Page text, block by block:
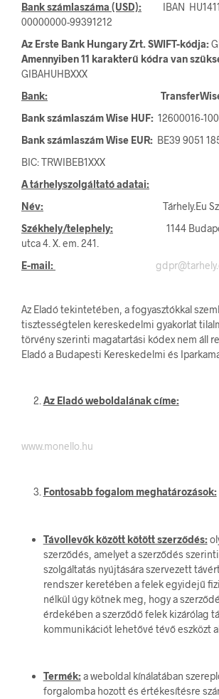
Bank számlaszáma (USD): IBAN
00000000-99391212
Az Erste Bank Hungary Zrt. SWIFT-kódja:
Amennyiben 11 karakterű kódra van
GIBAHUHBXXX
Bank:
Bank számlaszám Wise HUF: 12600016-
Bank számlaszám Wise EUR: BE39 9051
BIC: TRWIBEB1XXX
A tárhelyszolgáltató adatai:
Név: Tárhely.Eu
Székhely/telephely: 1144 Budapest,
utca 4. X. em. 241.
E-mail:
Az Eladó tekintetében, a fogyasztókkal
tisztességtelen kereskedelmi gyakorlat
törvény szerinti magatartási kódex nem áll
Eladó a Budapesti Kereskedelmi és
Az Eladó weboldalának címe:
www.monello.hu
Fontosabb fogalom meghatározások:
Távollevők között kötött szerződés:
szerződés, amelyet a szerződés
szolgáltatás nyújtására szervezett
rendszer keretében a felek egyidejű
nélkül úgy kötnek meg, hogy a
érdekében a szerződő felek kizárólag
kommunikációt lehetővé tévő eszközt
Termék:a weboldal kínálatában
forgalomba hozott és értékesítésre